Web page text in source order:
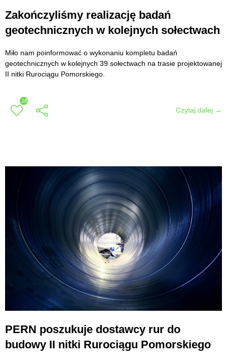
Zakończyliśmy realizację badań
geotechnicznych w kolejnych sołectwach
Miło nam poinformować o wykonaniu kompletu badań
geotechnicznych w kolejnych 39 sołectwach na trasie projektowanej
II nitki Rurociągu Pomorskiego.
28
Czytaj dalej →
PERN poszukuje dostawcy rur do
budowy II nitki Rurociągu Pomorskiego